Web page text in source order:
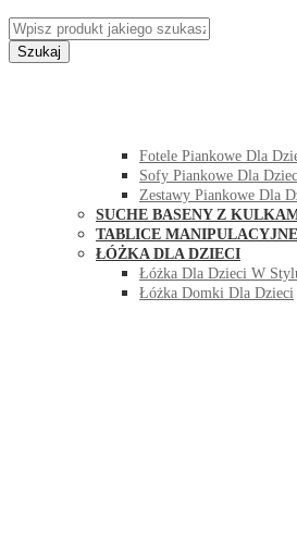
Szukaj
Fotele Piankowe Dla
Sofy Piankowe Dla
Zestawy Piankowe Dla
SUCHE BASENY Z
TABLICE
ŁÓŻKA DLA DZIECI
Łóżka Dla Dzieci W
Łóżka Domki Dla Dzieci